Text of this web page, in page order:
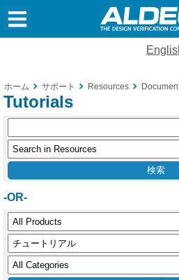
ホーム サポート Resources
Tutorials
-OR-